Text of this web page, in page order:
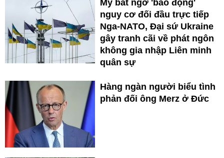
Mỹ bất ngờ 'báo động'
nguy cơ đối đầu trực tiếp
Nga-NATO, Đại sứ Ukraine
gây tranh cãi về phát ngôn
không gia nhập Liên minh
quân sự
Hàng ngàn người biểu tình
phản đối ông Merz ở Đức